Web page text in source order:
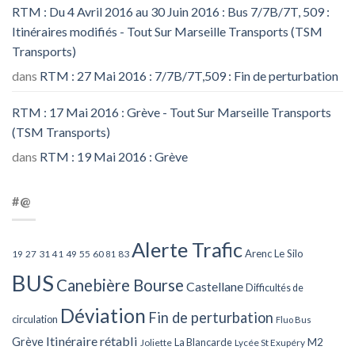
RTM : Du 4 Avril 2016 au 30 Juin 2016 : Bus 7/7B/7T, 509 :
Itinéraires modifiés - Tout Sur Marseille Transports (TSM
Transports)
dans RTM : 27 Mai 2016 : 7/7B/7T,509 : Fin de perturbation
RTM : 17 Mai 2016 : Grève - Tout Sur Marseille Transports
(TSM Transports)
dans RTM : 19 Mai 2016 : Grève
#@
19 27 31 41 49 55 60 81 83 Alerte TraficArenc Le Silo
BUS Canebière Bourse Castellane Difficultés de
circulation Déviation Fin de perturbation Fluo Bus
Grève Itinéraire rétabli Joliette La Blancarde Lycée St Exupéry M2